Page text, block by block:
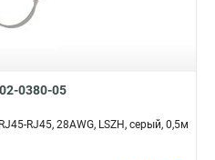
0380-05
RJ45, 28AWG, LSZH, серый, 0,5м